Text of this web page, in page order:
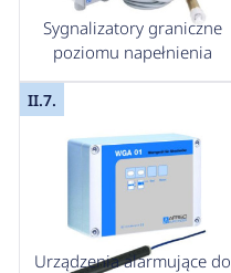
Sygnalizatory graniczne
poziomu napełnienia
II.7.
Urządzenia alarmujące do